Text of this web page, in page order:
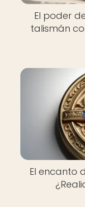
El poder
talismán
El encanto